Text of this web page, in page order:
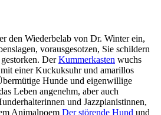
den Wiederbelab von Dr. Winter ein,
vorausgesotzen, Sie schildern
DerKummerkasten wuchs
einer Kuckuksuhr und amarillos
Hunde und eigenwillige
Leben angenehm, aber auch
und Jazzpianistinnen,
Animalpoem Der störende Hund und